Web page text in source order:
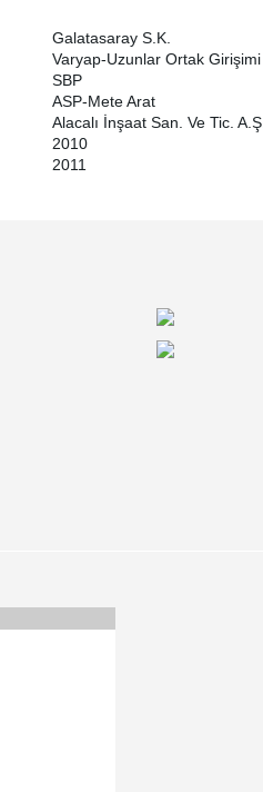
Galatasaray S.K.
Varyap-Uzunlar Ortak Girişimi
SBP
ASP-Mete Arat
Alacalı İnşaat San. Ve Tic. A.Ş.
2010
2011